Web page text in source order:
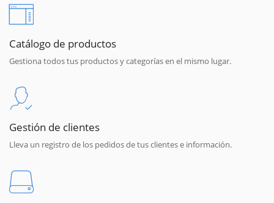
Catálogo de productos
Gestiona todos tus productos y categorías en el mismo lugar.
Gestión de clientes
Lleva un registro de los pedidos de tus clientes e información.